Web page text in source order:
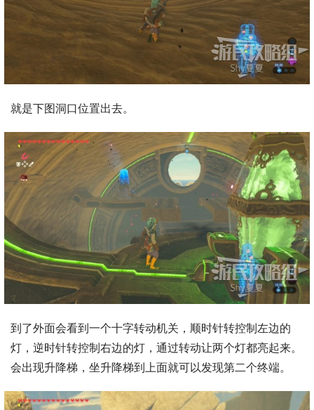
就是下图洞口位置出去。
到了外面会看到一个十字转动机关，顺时针转控制左边的
灯，逆时针转控制右边的灯，通过转动让两个灯都亮起来。
会出现升降梯，坐升降梯到上面就可以发现第二个终端。